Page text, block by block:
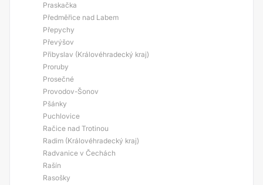
Praskačka
Předměřice nad Labem
Přepychy
Převýšov
Přibyslav (Královéhradecký kraj)
Proruby
Prosečné
Provodov-Šonov
Pšánky
Puchlovice
Račice nad Trotinou
Radim (Královéhradecký kraj)
Radvanice v Čechách
Rašín
Rasošky